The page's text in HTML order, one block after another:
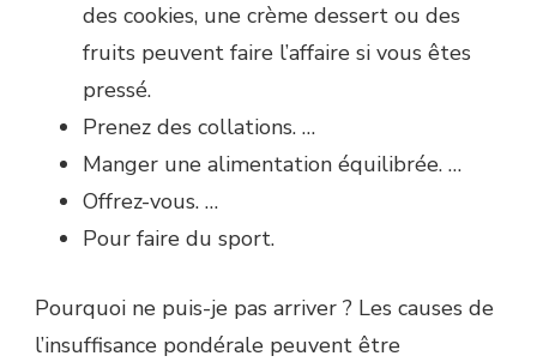
des cookies, une crème dessert ou des
fruits peuvent faire l’affaire si vous êtes
pressé.
Prenez des collations. …
Manger une alimentation équilibrée. …
Offrez-vous. …
Pour faire du sport.
Pourquoi ne puis-je pas arriver ? Les causes de
l’insuffisance pondérale peuvent être